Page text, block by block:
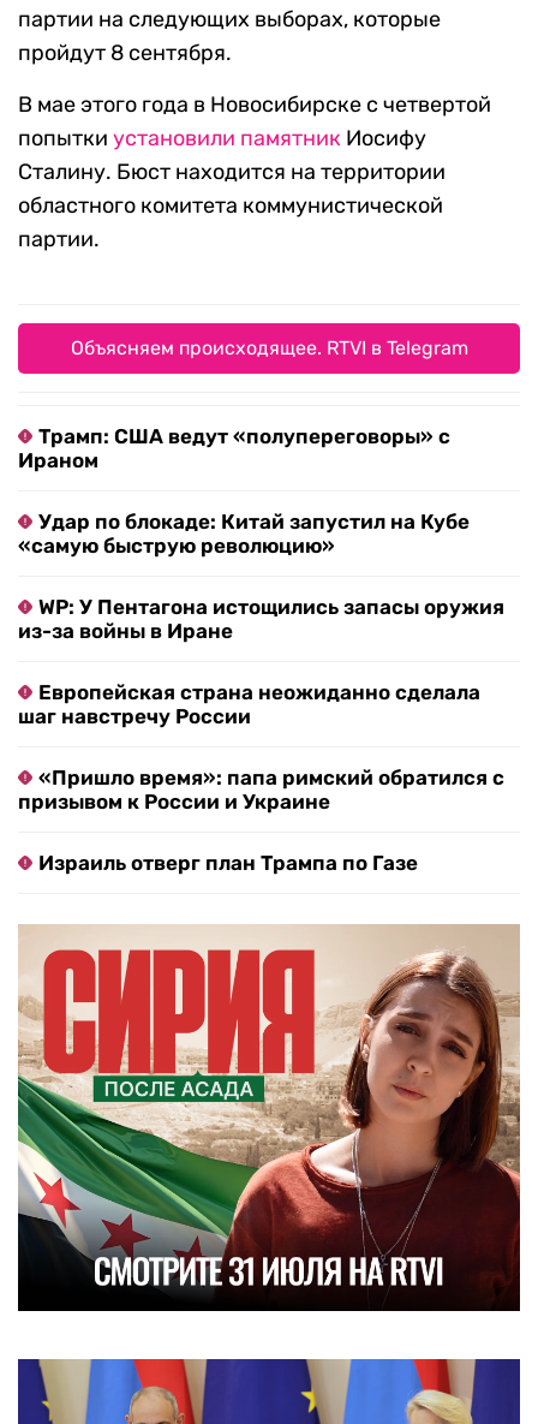
партии на следующих выборах, которые
пройдут 8 сентября.
В мае этого года в Новосибирске с четвертой
попытки установили памятник Иосифу
Сталину. Бюст находится на территории
областного комитета коммунистической
партии.
Объясняем происходящее. RTVI в Telegram
Трамп: США ведут «полупереговоры» с
Ираном
Удар по блокаде: Китай запустил на Кубе
«самую быструю революцию»
WP: У Пентагона истощились запасы оружия
из-за войны в Иране
Европейская страна неожиданно сделала
шаг навстречу России
«Пришло время»: папа римский обратился с
призывом к России и Украине
Израиль отверг план Трампа по Газе